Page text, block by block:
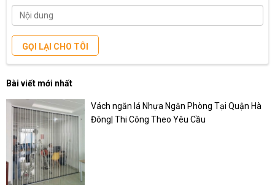
GỌI LẠI CHO TÔI
Bài viết mới nhất
Vách ngăn lá Nhựa Ngăn Phòng Tại Quận Hà
Đông| Thi Công Theo Yêu Cầu